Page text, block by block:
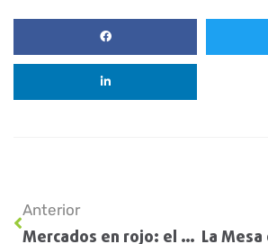
Anterior
Mercados en rojo: el trigo lideró la segunda rueda consecutiva de fuertes bajas